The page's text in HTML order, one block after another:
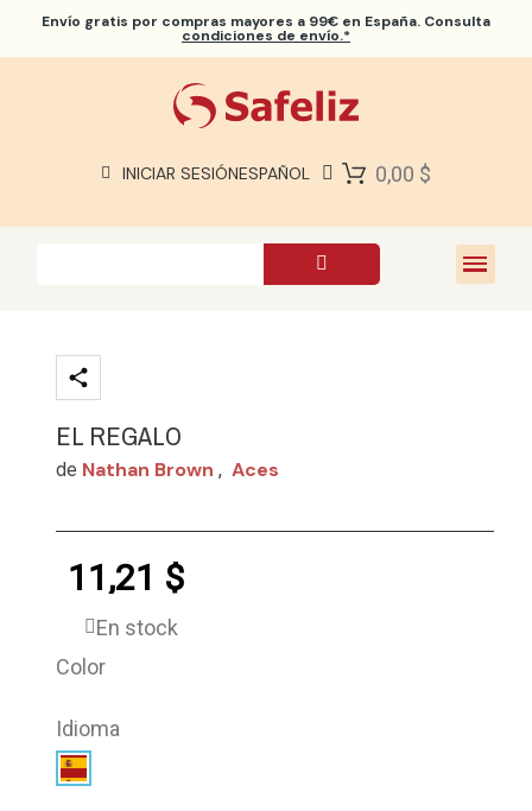
Envío gratis por compras mayores a 99€ en España. Consulta
condiciones de envío.*
INICIAR SESIÓNESPAÑOL 0,00 $
EL REGALO
de Nathan Brown , Aces
11,21 $
En stock
Color
Idioma